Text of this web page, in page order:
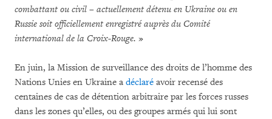
combattant ou civil – actuellement détenu en Ukraine ou en
Russie soit officiellement enregistré auprès du Comité
international de la Croix-Rouge. »
En juin, la Mission de surveillance des droits de l’homme des
Nations Unies en Ukraine a déclaré avoir recensé des
centaines de cas de détention arbitraire par les forces russes
dans les zones qu’elles, ou des groupes armés qui lui sont